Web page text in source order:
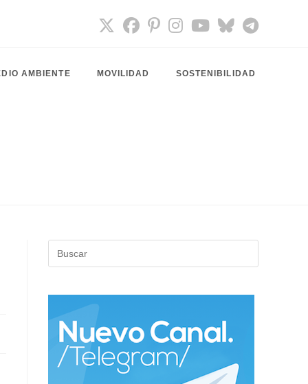
AMBIENTE MOVILIDAD SOSTENIBILIDAD
Escape